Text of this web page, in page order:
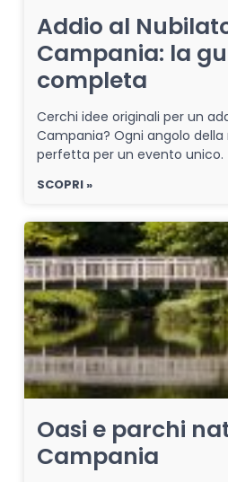
Addio al
Campania: la
completa
Cerchi idee originali per un
Campania? Ogni angolo
perfetta per un evento unico.
SCOPRI »
Oasi e parchi
Campania